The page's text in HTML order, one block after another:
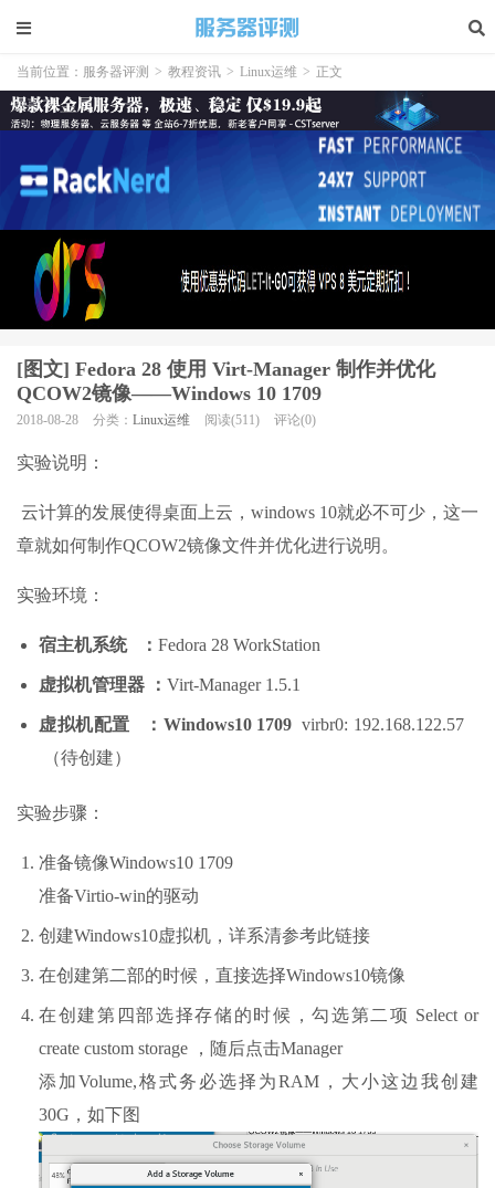
当前位置： 服务器评测 > 教程资讯 > Linux运维 > 正文
[图文] Fedora 28 使用 Virt-Manager 制作并优化
QCOW2镜像——Windows 10 1709
2018-08-28 分类： Linux运维 阅读(511) 评论(0)
实验说明：
云计算的发展使得桌面上云，windows 10就必不可少，这一
章就如何制作QCOW2镜像文件并优化进行说明。
实验环境：
宿主机系统 ： Fedora 28 WorkStation
虚拟机管理器 ： Virt-Manager 1.5.1
虚拟机配置 ：Windows10 1709 virbr0: 192.168.122.57
（待创建）
实验步骤：
准备镜像Windows10 1709
准备Virtio-win的驱动
创建Windows10虚拟机，详系清参考此链接
在创建第二部的时候，直接选择Windows10镜像
在创建第四部选择存储的时候，勾选第二项 Select or
create custom storage ，随后点击Manager
添加Volume,格式务必选择为RAM，大小这边我创建
30G，如下图